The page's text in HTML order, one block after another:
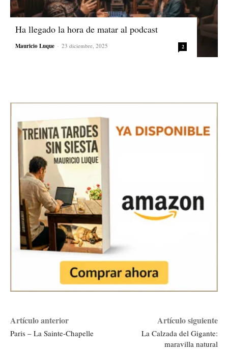
Ha llegado la hora de matar al podcast
Mauricio Luque - 23 diciembre, 2025 2
Artículo anterior
Paris – La Sainte-Chapelle
Artículo siguiente
La Calzada del Gigante:
maravilla natural